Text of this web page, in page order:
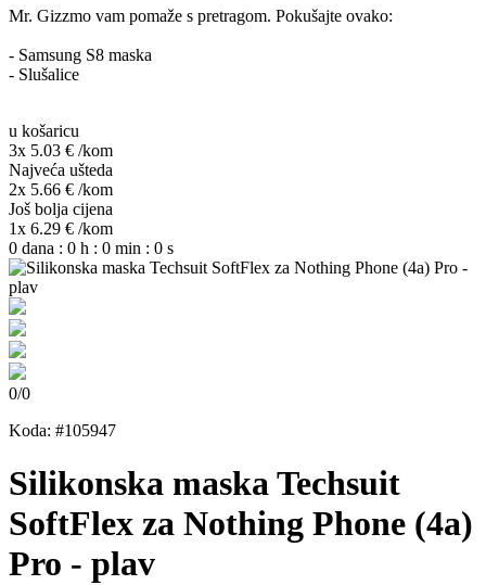
Mr. Gizzmo vam pomaže s pretragom. Pokušajte ovako:
- Samsung S8 maska
- Slušalice
u košaricu
3x 5.03 € /kom
Najveća ušteda
2x 5.66 € /kom
Još bolja cijena
1x 6.29 € /kom
0 dana : 0 h : 0 min : 0 s
0/0
Koda: #105947
Silikonska maska Techsuit
SoftFlex za Nothing Phone (4a)
Pro - plav